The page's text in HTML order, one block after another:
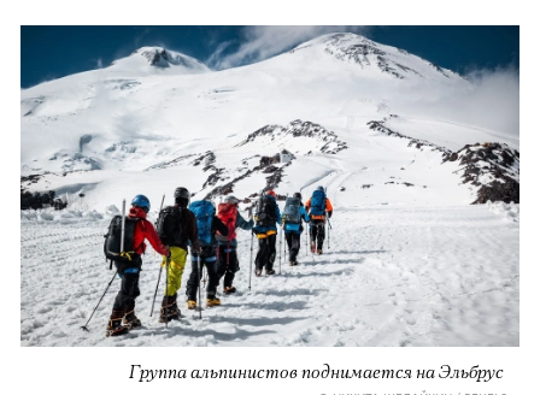
Группа альпинистов поднимается на Эльбрус